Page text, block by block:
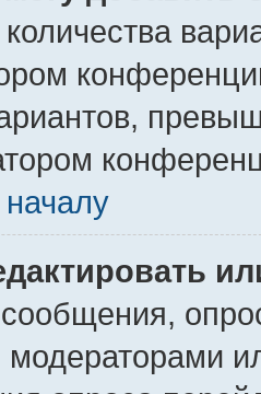
модераторами